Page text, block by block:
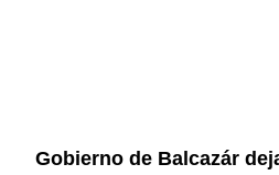
Gobierno de Balcazár